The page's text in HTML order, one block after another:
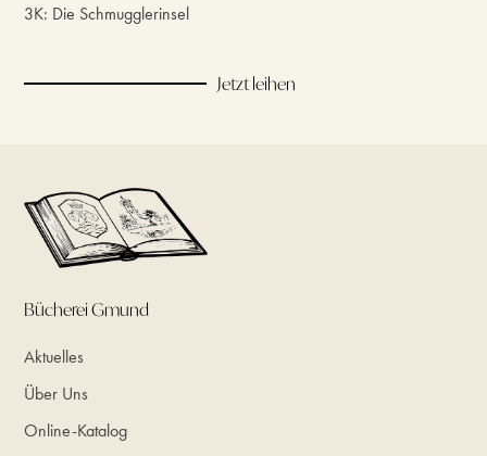
3K: Die Schmugglerinsel
Jetzt leihen
Bücherei Gmund
Aktuelles
Über Uns
Online-Katalog